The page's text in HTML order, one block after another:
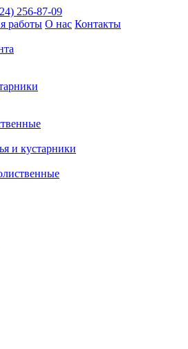
256-87-09
работы О нас Контакты
и кустарники